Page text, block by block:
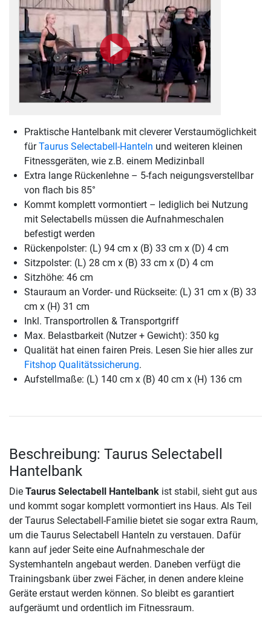
Praktische Hantelbank mit cleverer Verstaumöglichkeit
fürTaurus Selectabell-Hanteln und weiteren kleinen
Fitnessgeräten, wie z.B. einem Medizinball
Extra lange Rückenlehne – 5-fach neigungsverstellbar
von flach bis 85°
Kommt komplett vormontiert – lediglich bei Nutzung
mit Selectabells müssen die Aufnahmeschalen
befestigt werden
Rückenpolster: (L) 94 cm x (B) 33 cm x (D) 4 cm
Sitzpolster: (L) 28 cm x (B) 33 cm x (D) 4 cm
Sitzhöhe: 46 cm
Stauraum an Vorder- und Rückseite: (L) 31 cm x (B) 33
cm x (H) 31 cm
Inkl. Transportrollen & Transportgriff
Max. Belastbarkeit (Nutzer + Gewicht): 350 kg
Qualität hat einen fairen Preis. Lesen Sie hier alles zur
Fitshop Qualitätssicherung.
Aufstellmaße: (L) 140 cm x (B) 40 cm x (H) 136 cm
Beschreibung: Taurus Selectabell
Hantelbank
Die Taurus Selectabell Hantelbank ist stabil, sieht gut aus
und kommt sogar komplett vormontiert ins Haus. Als Teil
der Taurus Selectabell-Familie bietet sie sogar extra Raum,
um die Taurus Selectabell Hanteln zu verstauen. Dafür
kann auf jeder Seite eine Aufnahmeschale der
Systemhanteln angebaut werden. Daneben verfügt die
Trainingsbank über zwei Fächer, in denen andere kleine
Geräte erstaut werden können. So bleibt es garantiert
aufgeräumt und ordentlich im Fitnessraum.